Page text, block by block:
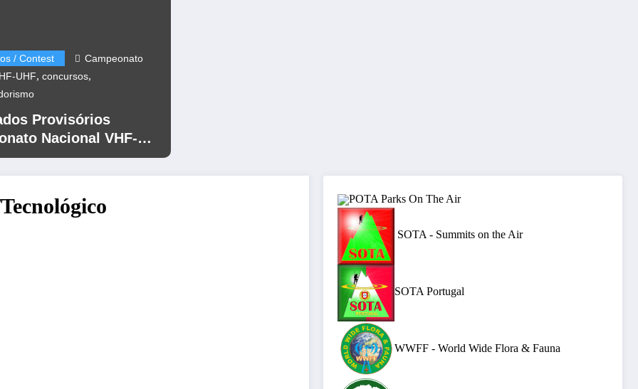
/ Contest
Campeonato
UHF, concursos,
Provisórios
Nacional VHF-
POTA Parks On The Air
SOTA - Summits on the Air
SOTA Portugal
WWFF - World Wide Flora & Fauna